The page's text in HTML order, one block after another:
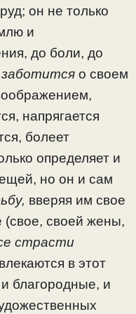
он не только
и
до боли, до
заботится о своем
напрягается
болеет
опре­деляет и
но он и сам
вверяя им свое
своей жены,
страсти
в этот
благородные, и